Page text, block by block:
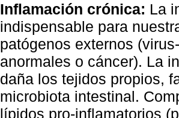
Inflamación crónica: La
indispensable para
patógenos externos
anormales o cáncer). La
daña los tejidos propios,
microbiota intestinal.
lípidos pro-inflamatorios